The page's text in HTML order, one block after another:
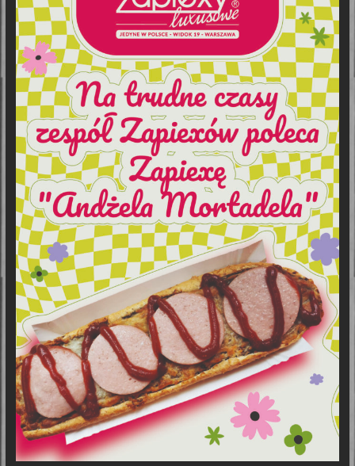
Są
Zapiekanki
i
są
Zapiexy.